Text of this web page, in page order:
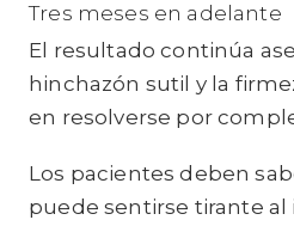
Tres meses en adelante
El resultado continúa
hinchazón sutil y la
en resolverse por
Los pacientes deben
puede sentirse tirante al